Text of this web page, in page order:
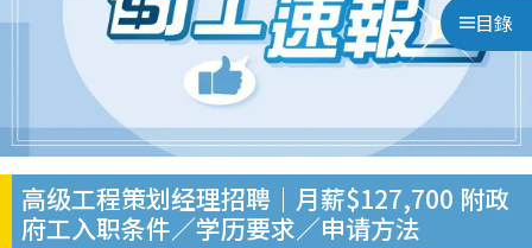
目錄
高级工程策划经理招聘｜月薪$127,700 附政
府工入职条件／学历要求／申请方法